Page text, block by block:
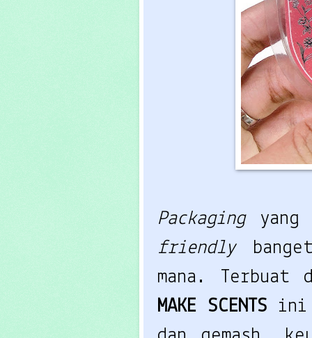
Packaging
friendly
mana.
MAKE SCENTS ini